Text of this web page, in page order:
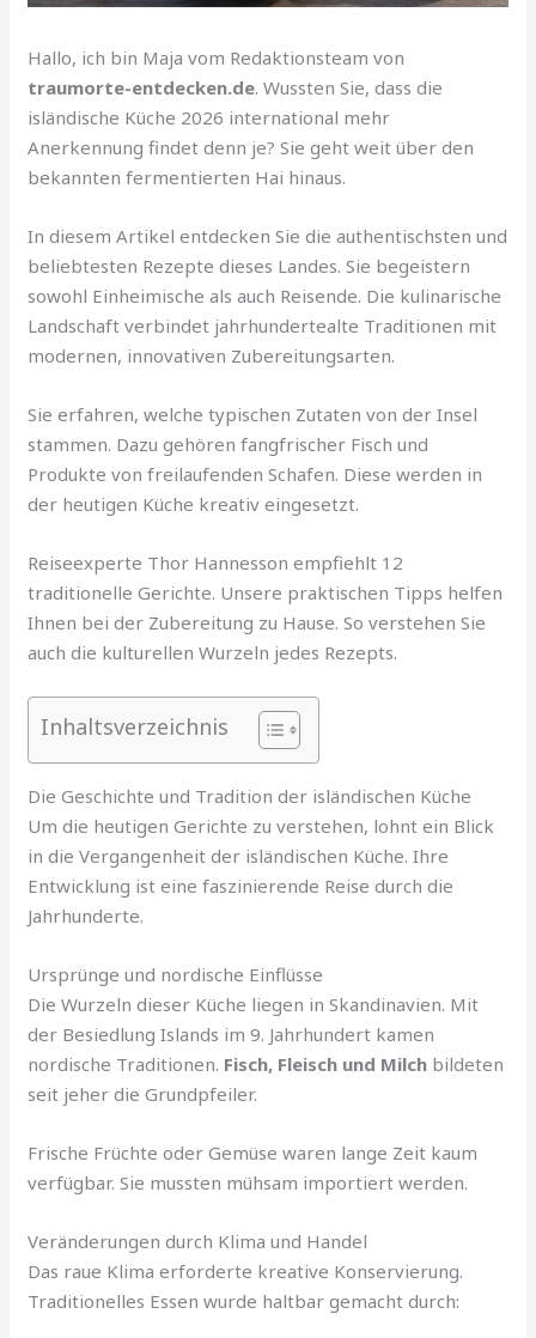
Hallo, ich bin Maja vom Redaktionsteam von
traumorte-entdecken.de. Wussten Sie, dass die
isländische Küche 2026 international mehr
Anerkennung findet denn je? Sie geht weit über den
bekannten fermentierten Hai hinaus.
In diesem Artikel entdecken Sie die authentischsten und
beliebtesten Rezepte dieses Landes. Sie begeistern
sowohl Einheimische als auch Reisende. Die kulinarische
Landschaft verbindet jahrhundertealte Traditionen mit
modernen, innovativen Zubereitungsarten.
Sie erfahren, welche typischen Zutaten von der Insel
stammen. Dazu gehören fangfrischer Fisch und
Produkte von freilaufenden Schafen. Diese werden in
der heutigen Küche kreativ eingesetzt.
Reiseexperte Thor Hannesson empfiehlt 12
traditionelle Gerichte. Unsere praktischen Tipps helfen
Ihnen bei der Zubereitung zu Hause. So verstehen Sie
auch die kulturellen Wurzeln jedes Rezepts.
Inhaltsverzeichnis
Die Geschichte und Tradition der isländischen Küche
Um die heutigen Gerichte zu verstehen, lohnt ein Blick
in die Vergangenheit der isländischen Küche. Ihre
Entwicklung ist eine faszinierende Reise durch die
Jahrhunderte.
Ursprünge und nordische Einflüsse
Die Wurzeln dieser Küche liegen in Skandinavien. Mit
der Besiedlung Islands im 9. Jahrhundert kamen
nordische Traditionen. Fisch, Fleisch und Milch bildeten
seit jeher die Grundpfeiler.
Frische Früchte oder Gemüse waren lange Zeit kaum
verfügbar. Sie mussten mühsam importiert werden.
Veränderungen durch Klima und Handel
Das raue Klima erforderte kreative Konservierung.
Traditionelles Essen wurde haltbar gemacht durch: